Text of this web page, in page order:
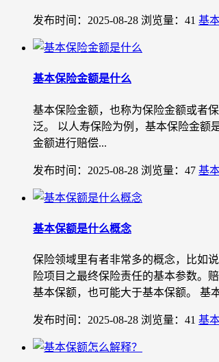
发布时间：2025-08-28 浏览量：41 基
基本保险金额是什么
基本保险金额，也称为保险金额或者
泛。 以人寿保险为例，基本保险金额
金额进行赔偿...
发布时间：2025-08-28 浏览量：47 基
基本保额是什么概念
保险领域里有者非常多的概念，比如
险项目之最终保险责任的基本参数。
基本保额，也可能大于基本保额。 基
发布时间：2025-08-28 浏览量：41 基